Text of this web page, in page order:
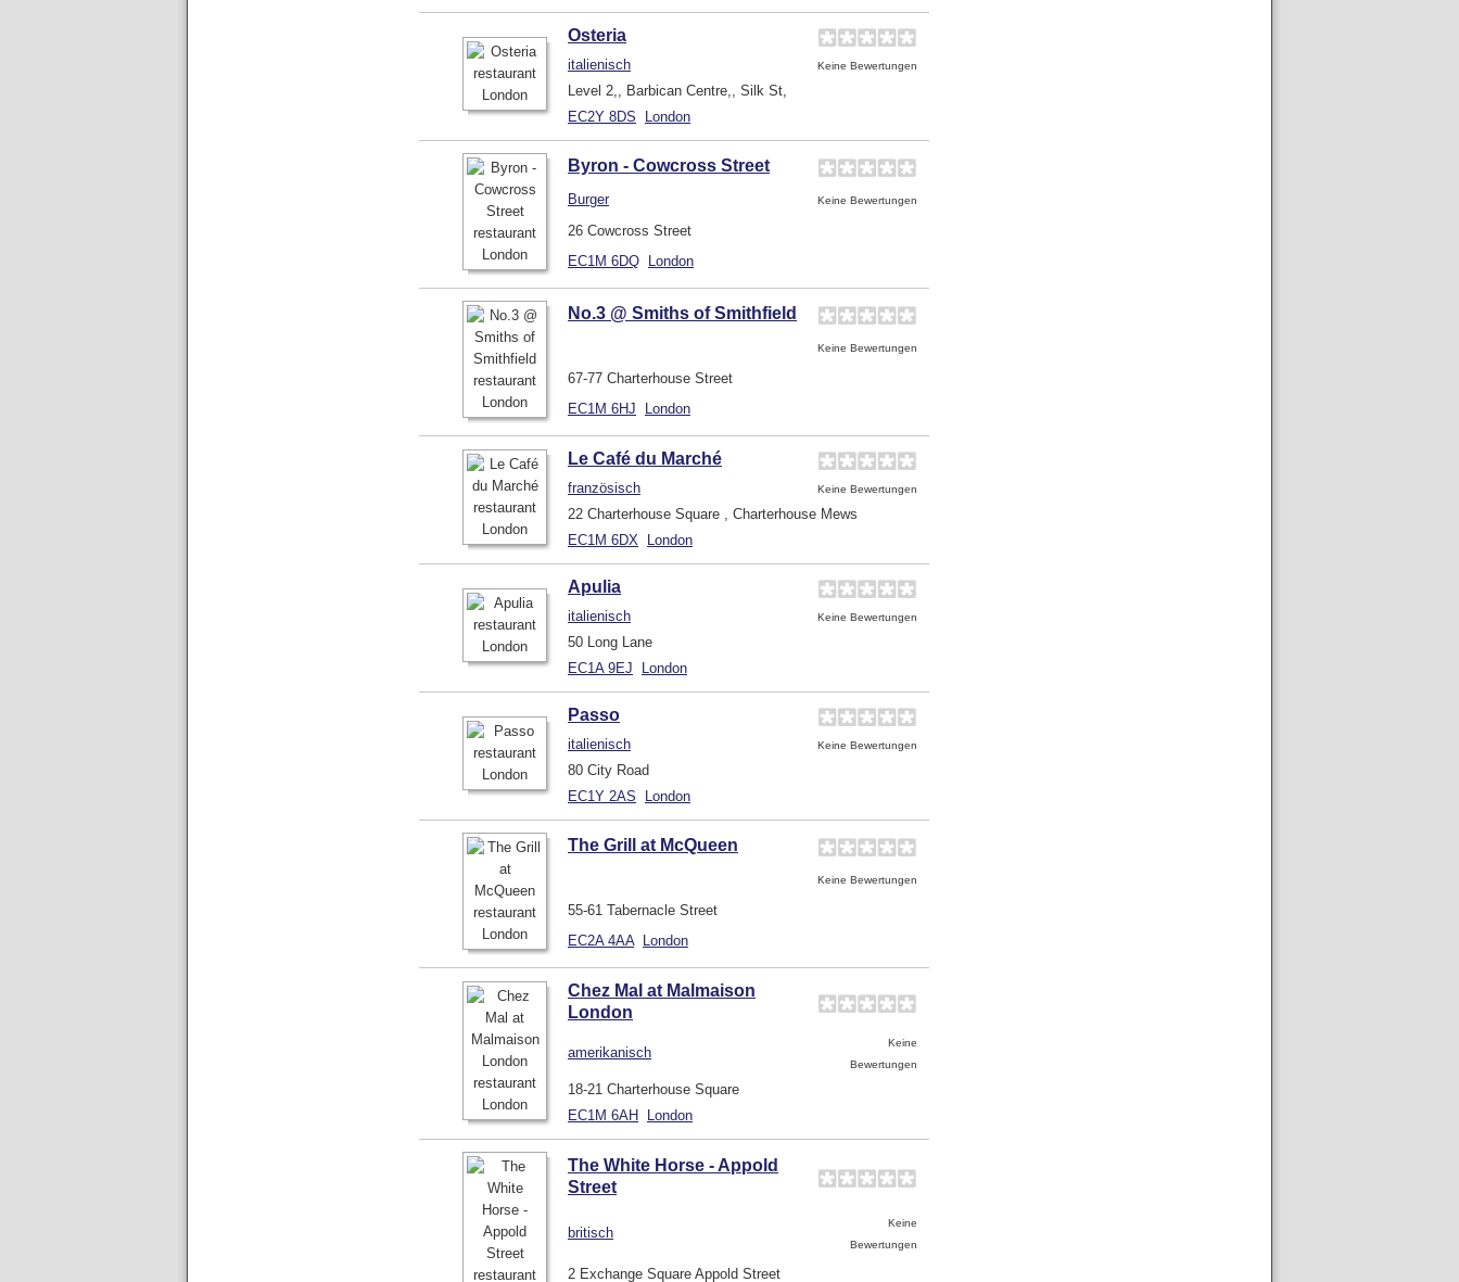
Osteria
italienisch Keine Bewertungen
Level 2,, Barbican Centre,, Silk St,
EC2Y 8DS
London
Byron - Cowcross Street
Burger Keine Bewertungen
26 Cowcross Street
EC1M 6DQ
London
No.3 @ Smiths of Smithfield
Keine Bewertungen
67-77 Charterhouse Street
EC1M 6HJ
London
Le Café du Marché
französisch Keine Bewertungen
22 Charterhouse Square , Charterhouse Mews
EC1M 6DX
London
Apulia
italienisch Keine Bewertungen
50 Long Lane
EC1A 9EJ
London
Passo
italienisch Keine Bewertungen
80 City Road
EC1Y 2AS
London
The Grill at McQueen
Keine Bewertungen
55-61 Tabernacle Street
EC2A 4AA
London
Chez Mal at Malmaison
London
amerikanisch
Keine
Bewertungen
18-21 Charterhouse Square
EC1M 6AH
London
The White Horse - Appold
Street
britisch
Keine
Bewertungen
2 Exchange Square Appold Street